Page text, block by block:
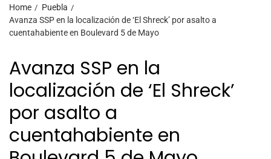
Home
Puebla
Avanza SSP en la localización de ‘El Shreck’ por asalto a
cuentahabiente en Boulevard 5 de Mayo
Avanza SSP en la
localización de ‘El Shreck’
por asalto a
cuentahabiente en